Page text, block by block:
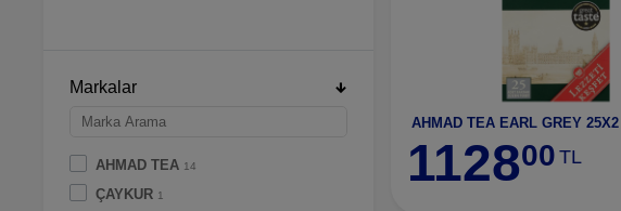
Markalar
AHMAD TEA 14
ÇAYKUR 1
112800 TL